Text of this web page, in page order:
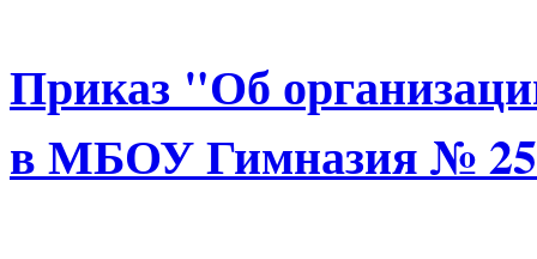
Приказ "Об
в МБОУ Гимназия № 25